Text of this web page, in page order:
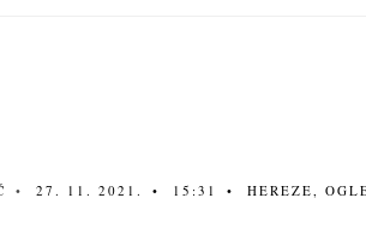
• 27. 11. 2021. • 15:31 • HEREZE,